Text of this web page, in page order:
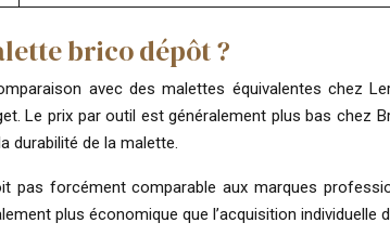
brico dépôt ?
avec des malettes équivalentes chez
Le prix par outil est généralement plus bas chez
durabilité de la malette.
forcément comparable aux marques
plus économique que l’acquisition individuelle